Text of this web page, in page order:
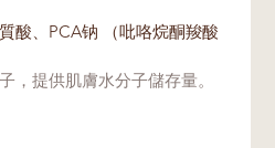
酸、PCA钠 （吡咯烷酮羧酸
，提供肌膚水分子儲存量。